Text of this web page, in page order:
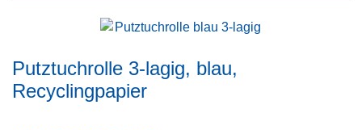
Putztuchrolle 3-lagig, blau,
Recyclingpapier